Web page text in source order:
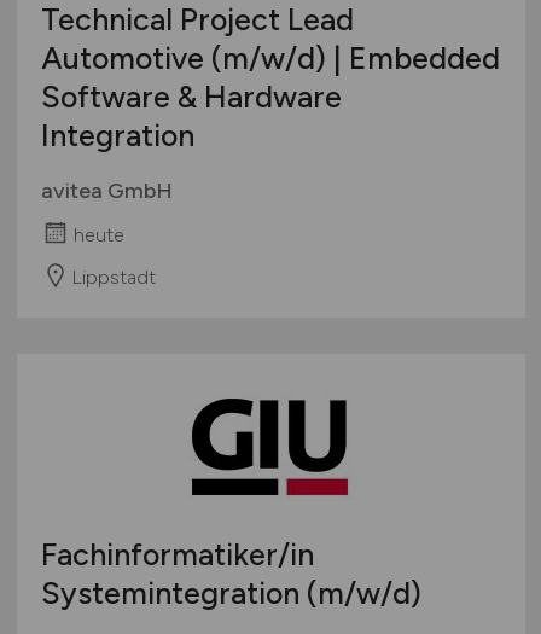
Technical Project Lead
Automotive (m/w/d) | Embedded
Software & Hardware
Integration
avitea GmbH
heute
Lippstadt
Fachinformatiker/in
Systemintegration (m/w/d)